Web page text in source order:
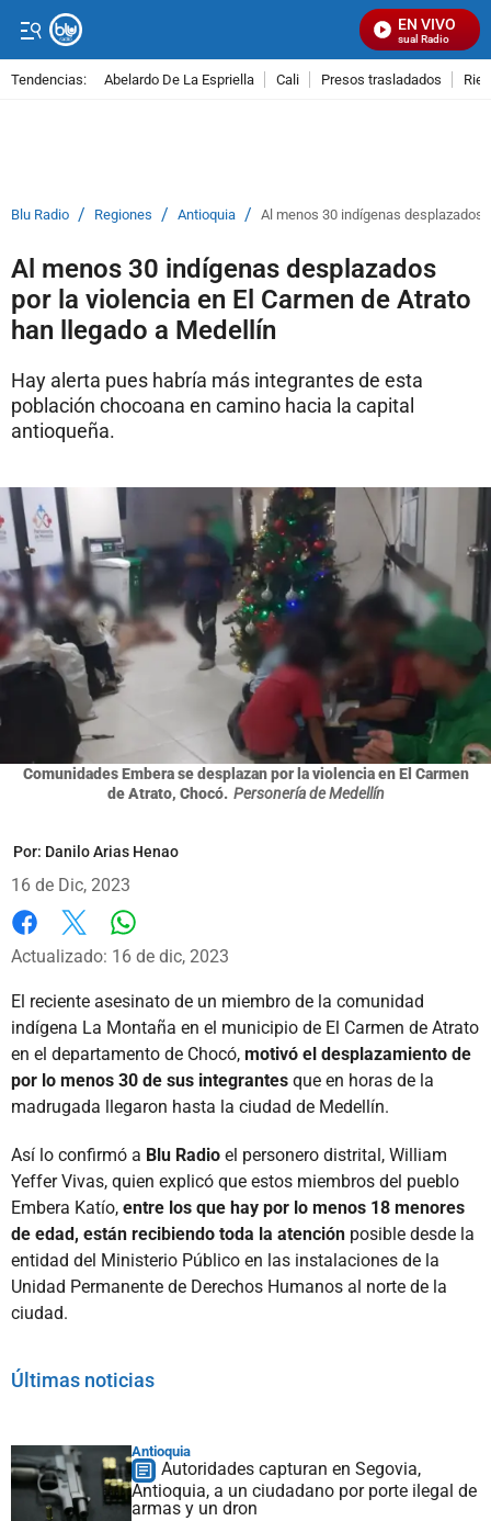
EN VIVO
Señal Visual Radio
Tendencias: Abelardo De La Espriella Cali Presos trasladados
Blu Radio / Regiones / Antioquia / Al menos 30 indígenas desplazados
Al menos 30 indígenas desplazados
por la violencia en El Carmen de Atrato
han llegado a Medellín
Hay alerta pues habría más integrantes de esta
población chocoana en camino hacia la capital
antioqueña.
Comunidades Embera se desplazan por la violencia en El Carmen
de Atrato, Chocó. Personería de Medellín
Por: Danilo Arias Henao
16 de Dic, 2023
Facebook
X
Actualizado: 16 de dic, 2023
El reciente asesinato de un miembro de la comunidad
indígena La Montaña en el municipio de El Carmen de Atrato
en el departamento de Chocó, motivó el desplazamiento de
por lo menos 30 de sus integrantes que en horas de la
madrugada llegaron hasta la ciudad de Medellín.
Así lo confirmó a Blu Radio el personero distrital, William
Yeffer Vivas, quien explicó que estos miembros del pueblo
Embera Katío, entre los que hay por lo menos 18 menores
de edad, están recibiendo toda la atención posible desde la
entidad del Ministerio Público en las instalaciones de la
Unidad Permanente de Derechos Humanos al norte de la
ciudad.
Últimas noticias
Antioquia
Autoridades capturan en Segovia,
Antioquia, a un ciudadano por porte ilegal de
armas y un dron